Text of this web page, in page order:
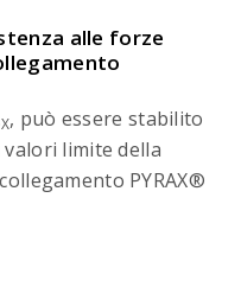
alle forze
X, può essere stabilito
valori limite della
PYRAX®